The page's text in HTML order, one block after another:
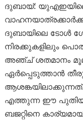
ദുബായ്:
ദുബായിലെ ടോൾ
നിരക്കുകളിലും
അഞ്ച് ശതമാനം
ഏർപ്പെടുത്താൻ
എത്തുന്ന ഈ പുതിയ
ബജറ്റിനെ